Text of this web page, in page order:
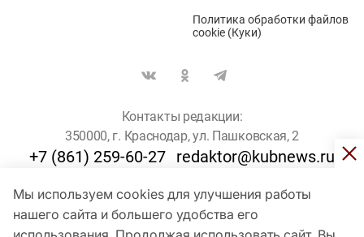
Мы используем cookies для улучшения работы
нашего сайта и большего удобства его
Политика обработки файлов
cookie (Куки)
Контакты редакции:
350000, г. Краснодар, ул. Пашковская, 2
+7 (861) 259-60-27 redaktor@kubnews.ru
Для пользователей старше 16 лет
© Кубанские Новости, 2017